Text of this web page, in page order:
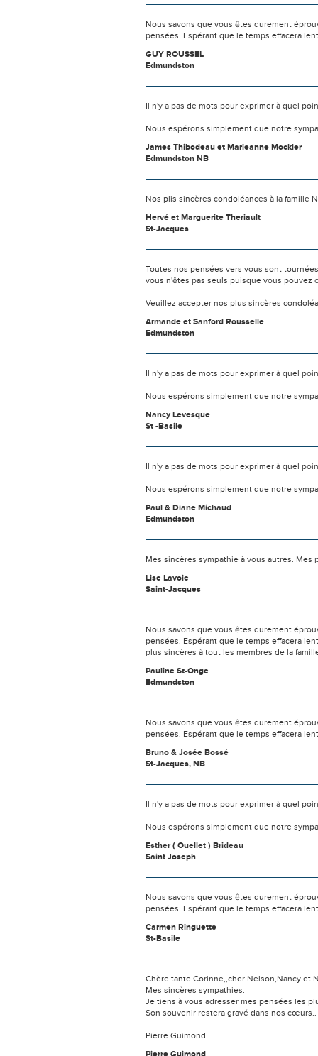
Nous savons que vous êtes durement
pensées. Espérant que le temps effacera
GUY ROUSSEL
Edmundston
Il n'y a pas de mots pour exprimer à quel
Nous espérons simplement que notre
James Thibodeau et Marieanne Mockler
Edmundston NB
Nos plis sincères condoléances à la famille
Hervé et Marguerite Theriault
St-Jacques
Toutes nos pensées vers vous sont
vous n'êtes pas seuls puisque vous pouvez
Veuillez accepter nos plus sincères
Armande et Sanford Rousselle
Edmundston
Il n'y a pas de mots pour exprimer à quel
Nous espérons simplement que notre
Nancy Levesque
St -Basile
Il n'y a pas de mots pour exprimer à quel
Nous espérons simplement que notre
Paul & Diane Michaud
Edmundston
Mes sincères sympathie à vous autres.
Lise Lavoie
Saint-Jacques
Nous savons que vous êtes durement
pensées. Espérant que le temps effacera
plus sincères à tout les membres de la
Pauline St-Onge
Edmundston
Nous savons que vous êtes durement
pensées. Espérant que le temps effacera
Bruno & Josée Bossé
St-Jacques, NB
Il n'y a pas de mots pour exprimer à quel
Nous espérons simplement que notre
Esther ( Ouellet ) Brideau
Saint Joseph
Nous savons que vous êtes durement
pensées. Espérant que le temps effacera
Carmen Ringuette
St-Basile
Chère tante Corinne,,cher Nelson,Nancy et
Mes sincères sympathies.
Je tiens à vous adresser mes pensées les
Son souvenir restera gravé dans nos cœurs..
Pierre Guimond